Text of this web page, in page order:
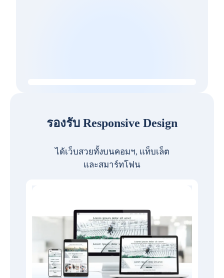
รองรับ Responsive Design
ได้เว็บสวยทั้งบนคอมฯ, แท็บเล็ต
และสมาร์ทโฟน